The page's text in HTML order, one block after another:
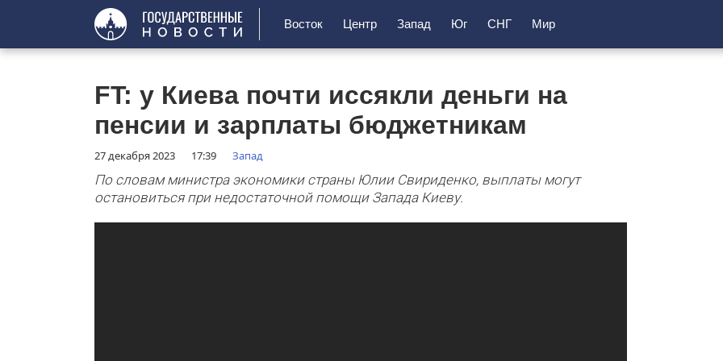
Восток Центр Запад Юг СНГ Мир
FT: у Киева почти иссякли деньги на
пенсии и зарплаты бюджетникам
27 декабря 2023 17:39 Запад
По словам министра экономики страны Юлии Свириденко, выплаты могут
остановиться при недостаточной помощи Запада Киеву.